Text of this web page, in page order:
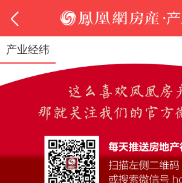
产业经纬